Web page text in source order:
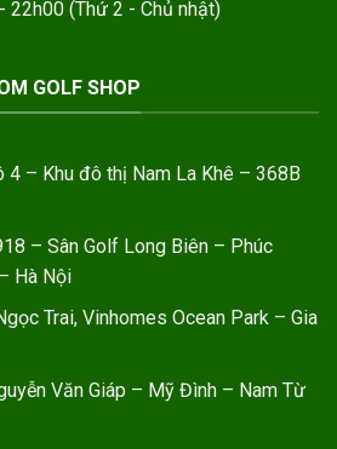
22h00 (Thứ 2 - Chủ nhật)
GOLF SHOP
4 – Khu đô thị Nam La Khê – 368B
– Sân Golf Long Biên – Phúc
Hà Nội
Trai, Vinhomes Ocean Park – Gia
Văn Giáp – Mỹ Đình – Nam Từ